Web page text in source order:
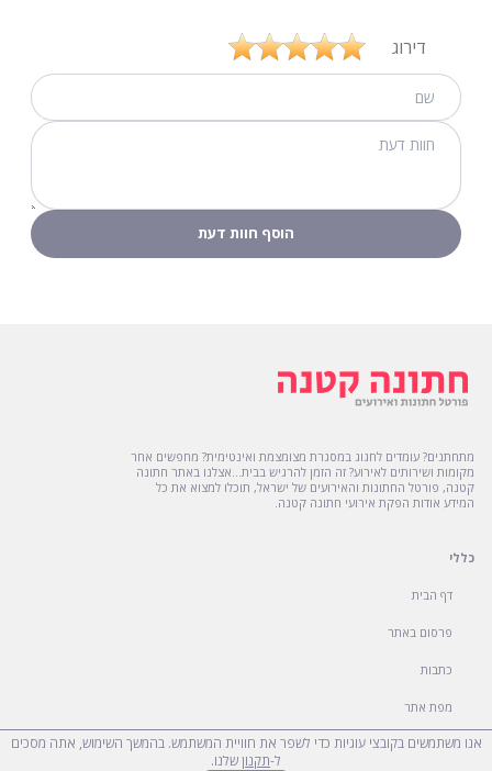
דירוג
מתחתנים? עומדים לחגוג במסגרת מצומצמת ואינטימית? מחפשים אחר
מקומות ושירותים לאירוע? זה הזמן להרגיש בבית...אצלנו באתר חתונה
קטנה, פורטל החתונות והאירועים של ישראל, תוכלו למצוא את כל
המידע אודות הפקת אירועי חתונה קטנה.
כללי
דף הבית
פרסום באתר
כתבות
מפת אתר
הצהרת נגישות
אנו משתמשים בקובצי עוגיות כדי לשפר את חוויית המשתמש. בהמשך השימוש, אתה מסכים
ל-תקנוןשלנו.